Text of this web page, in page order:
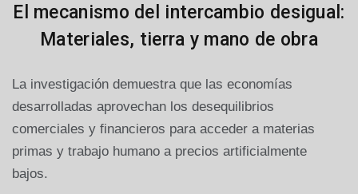
El mecanismo del intercambio desigual:
Materiales, tierra y mano de obra
La investigación demuestra que las economías
desarrolladas aprovechan los desequilibrios
comerciales y financieros para acceder a materias
primas y trabajo humano a precios artificialmente
bajos.